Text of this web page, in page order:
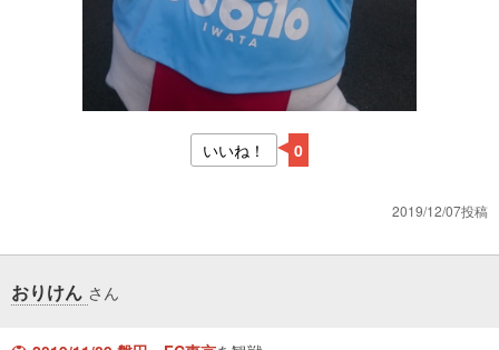
いいね！ 0
2019/12/07投稿
おりけん さん